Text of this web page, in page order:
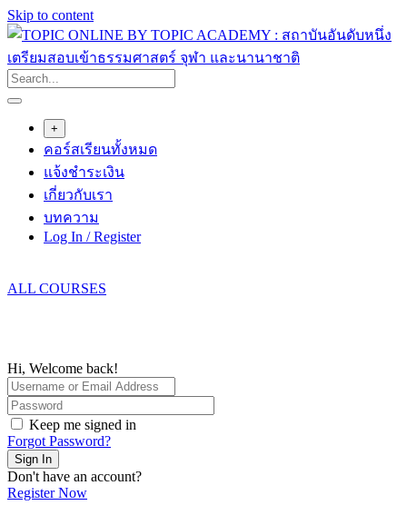
Skip to content
+
คอร์สเรียนทั้งหมด
แจ้งชำระเงิน
เกี่ยวกับเรา
บทความ
Log In / Register
ALL COURSES
Hi, Welcome back!
Keep me signed in
Forgot Password?
Sign In
Don't have an account?
Register Now